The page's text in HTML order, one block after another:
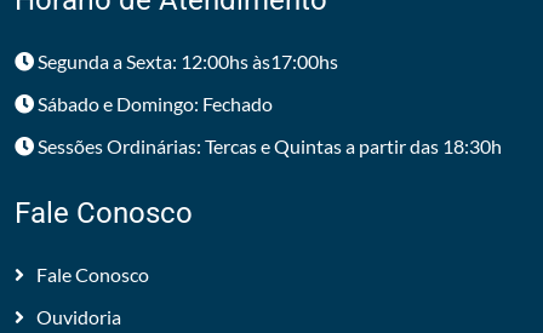
Segunda a Sexta: 12:00hs às17:00hs
Sábado e Domingo: Fechado
Sessões Ordinárias: Tercas e Quintas a partir das 18:30h
Fale Conosco
Fale Conosco
Ouvidoria